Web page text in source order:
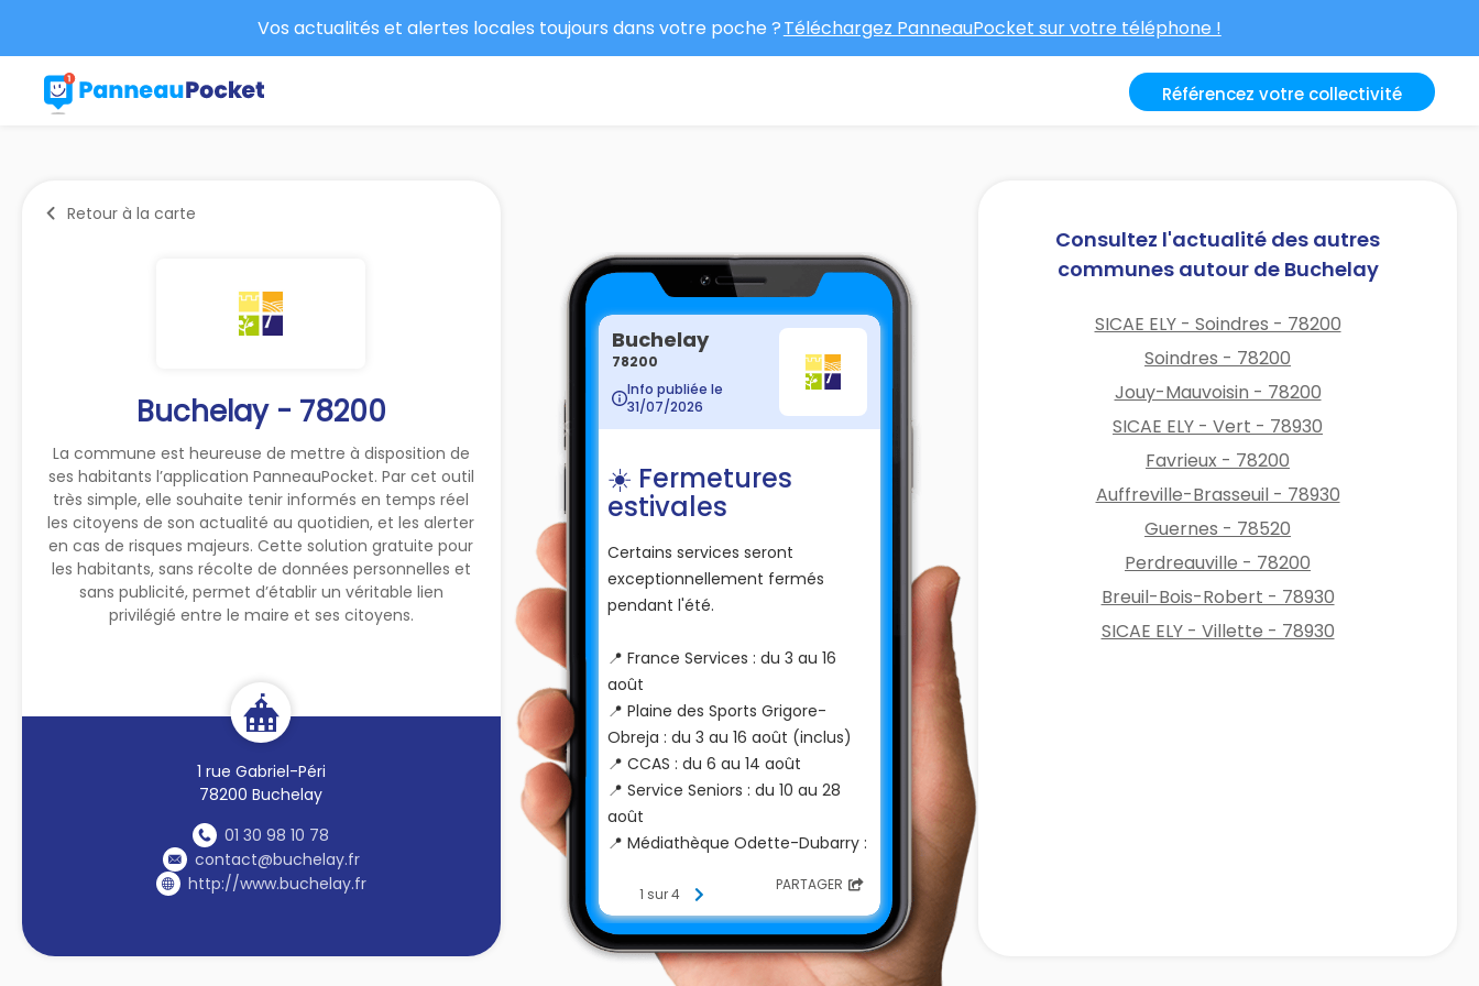
Vos actualités et alertes locales toujours dans votre poche ?Téléchargez PanneauPocket sur votre téléphone !
Référencez votre collectivité
Retour à la carte
Buchelay - 78200
La commune est heureuse de mettre à disposition de
ses habitants l’application PanneauPocket. Par cet outil
très simple, elle souhaite tenir informés en temps réel
les citoyens de son actualité au quotidien, et les alerter
en cas de risques majeurs. Cette solution gratuite pour
les habitants, sans récolte de données personnelles et
sans publicité, permet d’établir un véritable lien
privilégié entre le maire et ses citoyens.
1 rue Gabriel-Péri
78200 Buchelay
01 30 98 10 78
contact@buchelay.fr
http://www.buchelay.fr
Buchelay
78200
Info publiée le
31/07/2026
☀️ Fermetures
estivales
Certains services seront
exceptionnellement fermés
pendant l'été.
📍 France Services : du 3 au 16
août
📍 Plaine des Sports Grigore-
Obreja : du 3 au 16 août (inclus)
📍 CCAS : du 6 au 14 août
📍 Service Seniors : du 10 au 28
août
📍 Médiathèque Odette-Dubarry :
🏛️ L'accueil de la mairie reste
ouvert tout l'été aux horaires
habituels.
1 sur 4 PARTAGER
Consultez l'actualité des autres
communes autour de Buchelay
SICAE ELY - Soindres - 78200
Soindres - 78200
Jouy-Mauvoisin - 78200
SICAE ELY - Vert - 78930
Favrieux - 78200
Auffreville-Brasseuil - 78930
Guernes - 78520
Perdreauville - 78200
Breuil-Bois-Robert - 78930
SICAE ELY - Villette - 78930